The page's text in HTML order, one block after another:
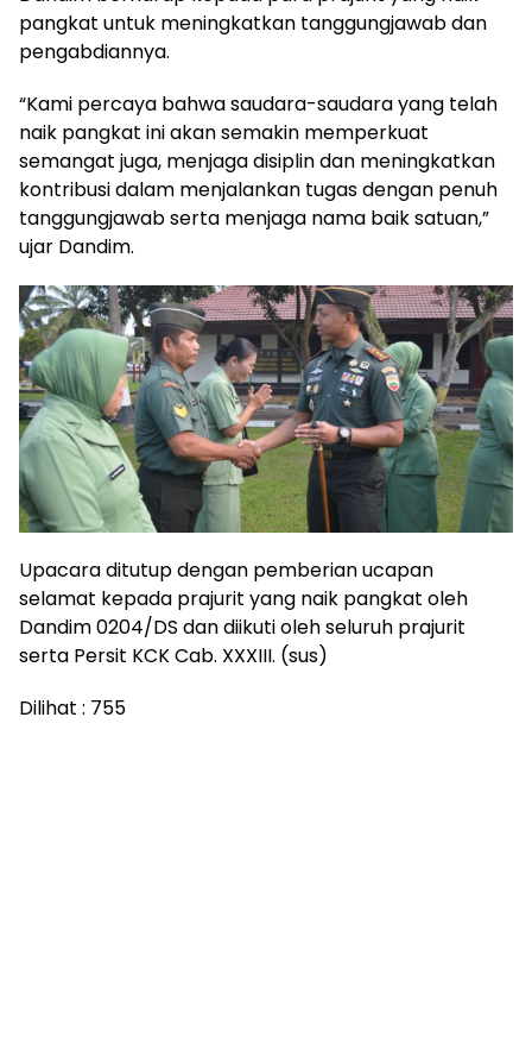
pangkat untuk meningkatkan tanggungjawab dan
pengabdiannya.
“Kami percaya bahwa saudara-saudara yang telah
naik pangkat ini akan semakin memperkuat
semangat juga, menjaga disiplin dan meningkatkan
kontribusi dalam menjalankan tugas dengan penuh
tanggungjawab serta menjaga nama baik satuan,”
ujar Dandim.
Upacara ditutup dengan pemberian ucapan
selamat kepada prajurit yang naik pangkat oleh
Dandim 0204/DS dan diikuti oleh seluruh prajurit
serta Persit KCK Cab. XXXIII. (sus)
Dilihat : 755